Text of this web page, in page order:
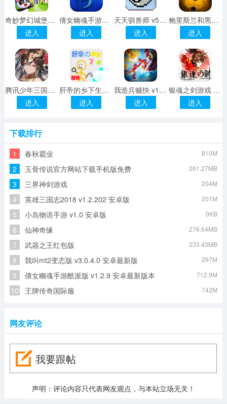
奇妙梦幻城堡宝宝巴士 v9.48.00.00 安卓版
进入
倩女幽魂手游果盘端 v2.0.8 安卓版
进入
天天驯兽师 v5.0.1 安卓版
进入
鲍里斯兰和黑暗生存 v1.0.0 安卓版
进入
腾讯少年三国志2微信登录版 v1.8.70 安卓qq版
进入
肝帝的乡下生活游戏
进入
我造兵贼快 v1.0 安卓版
进入
银魂之剑游戏 v1.3.6.000 安卓版
进入
下载排行
1 春秋霸业 810M
2 玉骨传说官方网站下载手机版免费 261.27MB
3 三界神剑游戏 204M
4 英雄三国志2018 v1.2.202 安卓版 201M
5 小岛物语手游 v1.0 安卓版 0KB
6 仙神奇缘 276.64MB
7 武器之王红包版 233.43MB
8 我叫mt2变态版 v3.0.4.0 安卓最新版 297M
9 倩女幽魂手游酷派版 v1.2.9 安卓最新版本 712.9M
10 王牌传奇国际服 742M
网友评论
我要跟帖
声明：评论内容只代表网友观点，与本站立场无关！